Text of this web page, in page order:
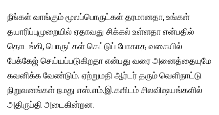
நீங்கள் வாங்கும் மூலப்பொருட்கள் தரமானதா, உங்கள்
தயாரிப்புமுறையில் ஏதாவது சிக்கல் உள்ளதா என்பதில்
தொடங்கி, பொருட்கள் கெட்டுப் போகாத வகையில்
பேக்கேஜ் செய்யப்படுகிறதா என்பது வரை அனைத்தையுமே
கவனிக்க வேண்டும். ஏற்றுமதி ஆர்டர் தரும் வெளிநாட்டு
நிறுவனங்கள் நமது எஸ்.எம்.இ.களிடம் சிலவிஷயங்களில்
அதிருப்தி அடைகின்றன.